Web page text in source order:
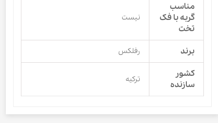
مناسب
گربه با فک
تخت
نیست
برند رفلکس
کشور
سازنده
ترکیه